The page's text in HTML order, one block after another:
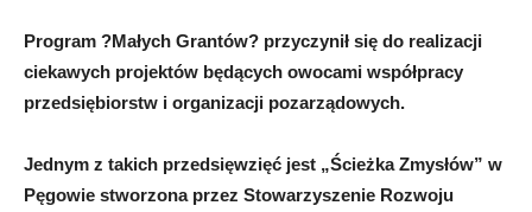
Program ?Małych Grantów? przyczynił się do realizacji
ciekawych projektów będących owocami współpracy
przedsiębiorstw i organizacji pozarządowych.
Jednym z takich przedsięwzięć jest „Ścieżka Zmysłów” w
Pęgowie stworzona przez Stowarzyszenie Rozwoju